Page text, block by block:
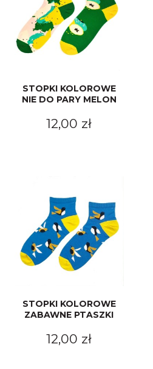
STOPKI KOLOROWE
NIE DO PARY MELON
12,00 zł
STOPKI KOLOROWE
ZABAWNE PTASZKI
12,00 zł